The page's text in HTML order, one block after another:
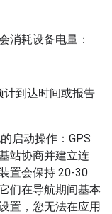
消耗设备电量：
计到达时间或报告
启动操作：GPS
站协商并建立连
置会保持 20-30
们在导航期间基本
置，您无法在应用